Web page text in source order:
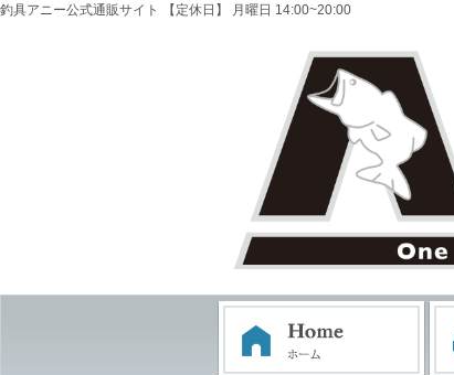
釣具アニー公式通販サイト 【定休日】 月曜日 14:00~20:00